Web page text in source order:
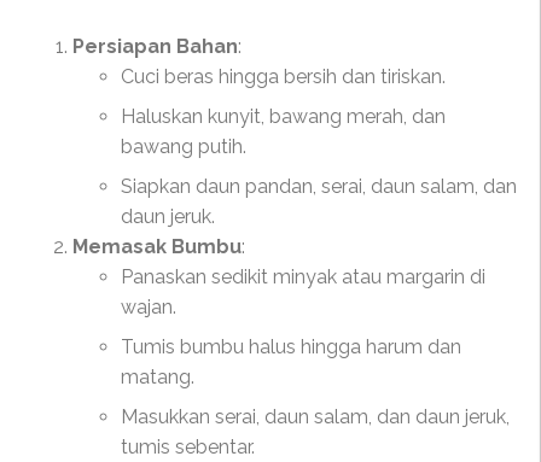
Persiapan Bahan:
Cuci beras hingga bersih dan tiriskan.
Haluskan kunyit, bawang merah, dan
bawang putih.
Siapkan daun pandan, serai, daun salam, dan
daun jeruk.
Memasak Bumbu:
Panaskan sedikit minyak atau margarin di
wajan.
Tumis bumbu halus hingga harum dan
matang.
Masukkan serai, daun salam, dan daun jeruk,
tumis sebentar.